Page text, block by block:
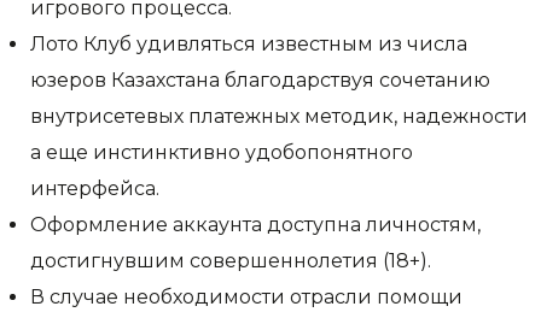
игрового процесса.
Лото Клуб удивляться известным из числа
юзеров Казахстана благодарствуя сочетанию
внутрисетевых платежных методик, надежности
а еще инстинктивно удобопонятного
интерфейса.
Оформление аккаунта доступна личностям,
достигнувшим совершеннолетия (18+).
В случае необходимости отрасли помощи